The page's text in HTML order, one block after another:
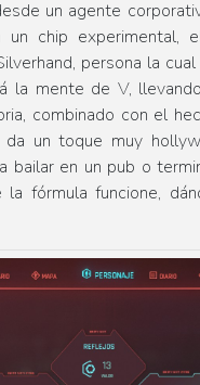
un agente
chip experimental,
persona la
la mente de V,
combinado con el
un toque muy
bailar en un pub o
la fórmula funcione,